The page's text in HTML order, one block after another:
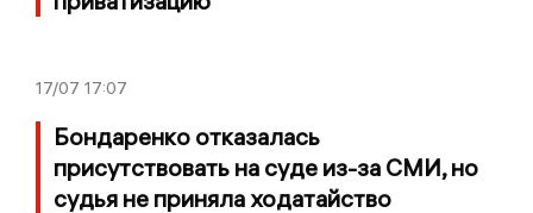
17/07 17:07
Бондаренко отказалась
присутствовать на суде из-за СМИ, но
судья не приняла ходатайство